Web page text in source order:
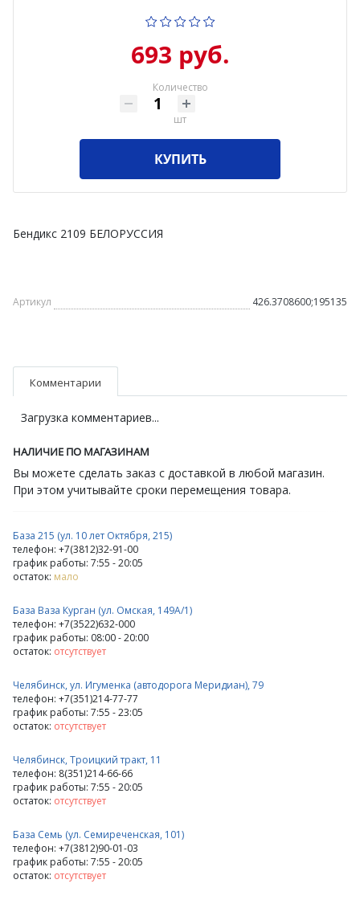
693 руб.
Количество
шт
КУПИТЬ
Бендикс 2109 БЕЛОРУССИЯ
Артикул 426.3708600;195135
Комментарии
Загрузка комментариев...
НАЛИЧИЕ ПО МАГАЗИНАМ
Вы можете сделать заказ с доставкой в любой магазин.
При этом учитывайте сроки перемещения товара.
База 215 (ул. 10 лет Октября, 215)
телефон: +7(3812)32-91-00
график работы: 7:55 - 20:05
остаток: мало
База Ваза Курган (ул. Омская, 149А/1)
телефон: +7(3522)632-000
график работы: 08:00 - 20:00
остаток: отсутствует
Челябинск, ул. Игуменка (автодорога Меридиан), 79
телефон: +7(351)214-77-77
график работы: 7:55 - 23:05
остаток: отсутствует
Челябинск, Троицкий тракт, 11
телефон: 8(351)214-66-66
график работы: 7:55 - 20:05
остаток: отсутствует
База Семь (ул. Семиреченская, 101)
телефон: +7(3812)90-01-03
график работы: 7:55 - 20:05
остаток: отсутствует